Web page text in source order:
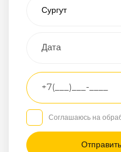
Грузовой
Транспортное
средство
Седан
/
Соглашаюсь на